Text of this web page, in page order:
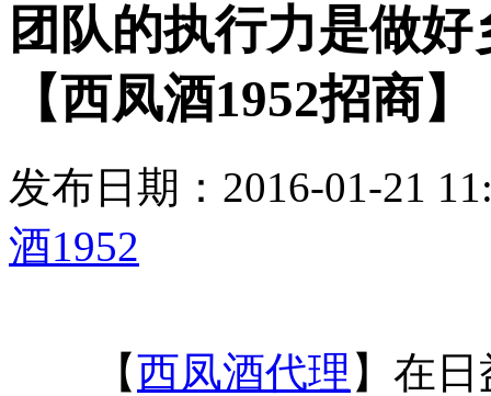
团队的执行力是做
【西凤酒1952招商】
发布日期：2016-01-21
酒1952
【西凤酒代理 】在